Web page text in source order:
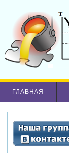
ГЛАВНАЯ